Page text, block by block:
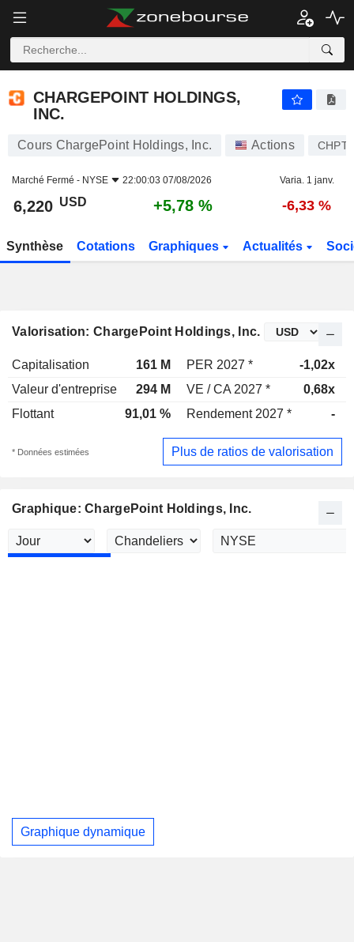
CHARGEPOINT HOLDINGS,
INC.
Cours ChargePoint Holdings, Inc. Actions CHPT
Marché Fermé - NYSE 22:00:03 07/08/2026 Varia. 1 janv.
6,220 USD +5,78 % -6,33 %
Synthèse Cotations Graphiques Actualités
Valorisation: ChargePoint Holdings, Inc.
Capitalisation 161 M PER 2027 * -1,02x
Valeur d'entreprise
294 M VE / CA 2027 * 0,68x
Flottant
91,01 % Rendement 2027 * -
* Données estimées Plus de ratios de valorisation
Graphique: ChargePoint Holdings, Inc.
Graphique dynamique